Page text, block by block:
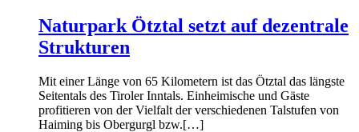
Naturpark Ötztal setzt auf dezentrale
Strukturen
Mit einer Länge von 65 Kilometern ist das Ötztal das längste
Seitentals des Tiroler Inntals. Einheimische und Gäste
profitieren von der Vielfalt der verschiedenen Talstufen von
Haiming bis Obergurgl bzw.[…]